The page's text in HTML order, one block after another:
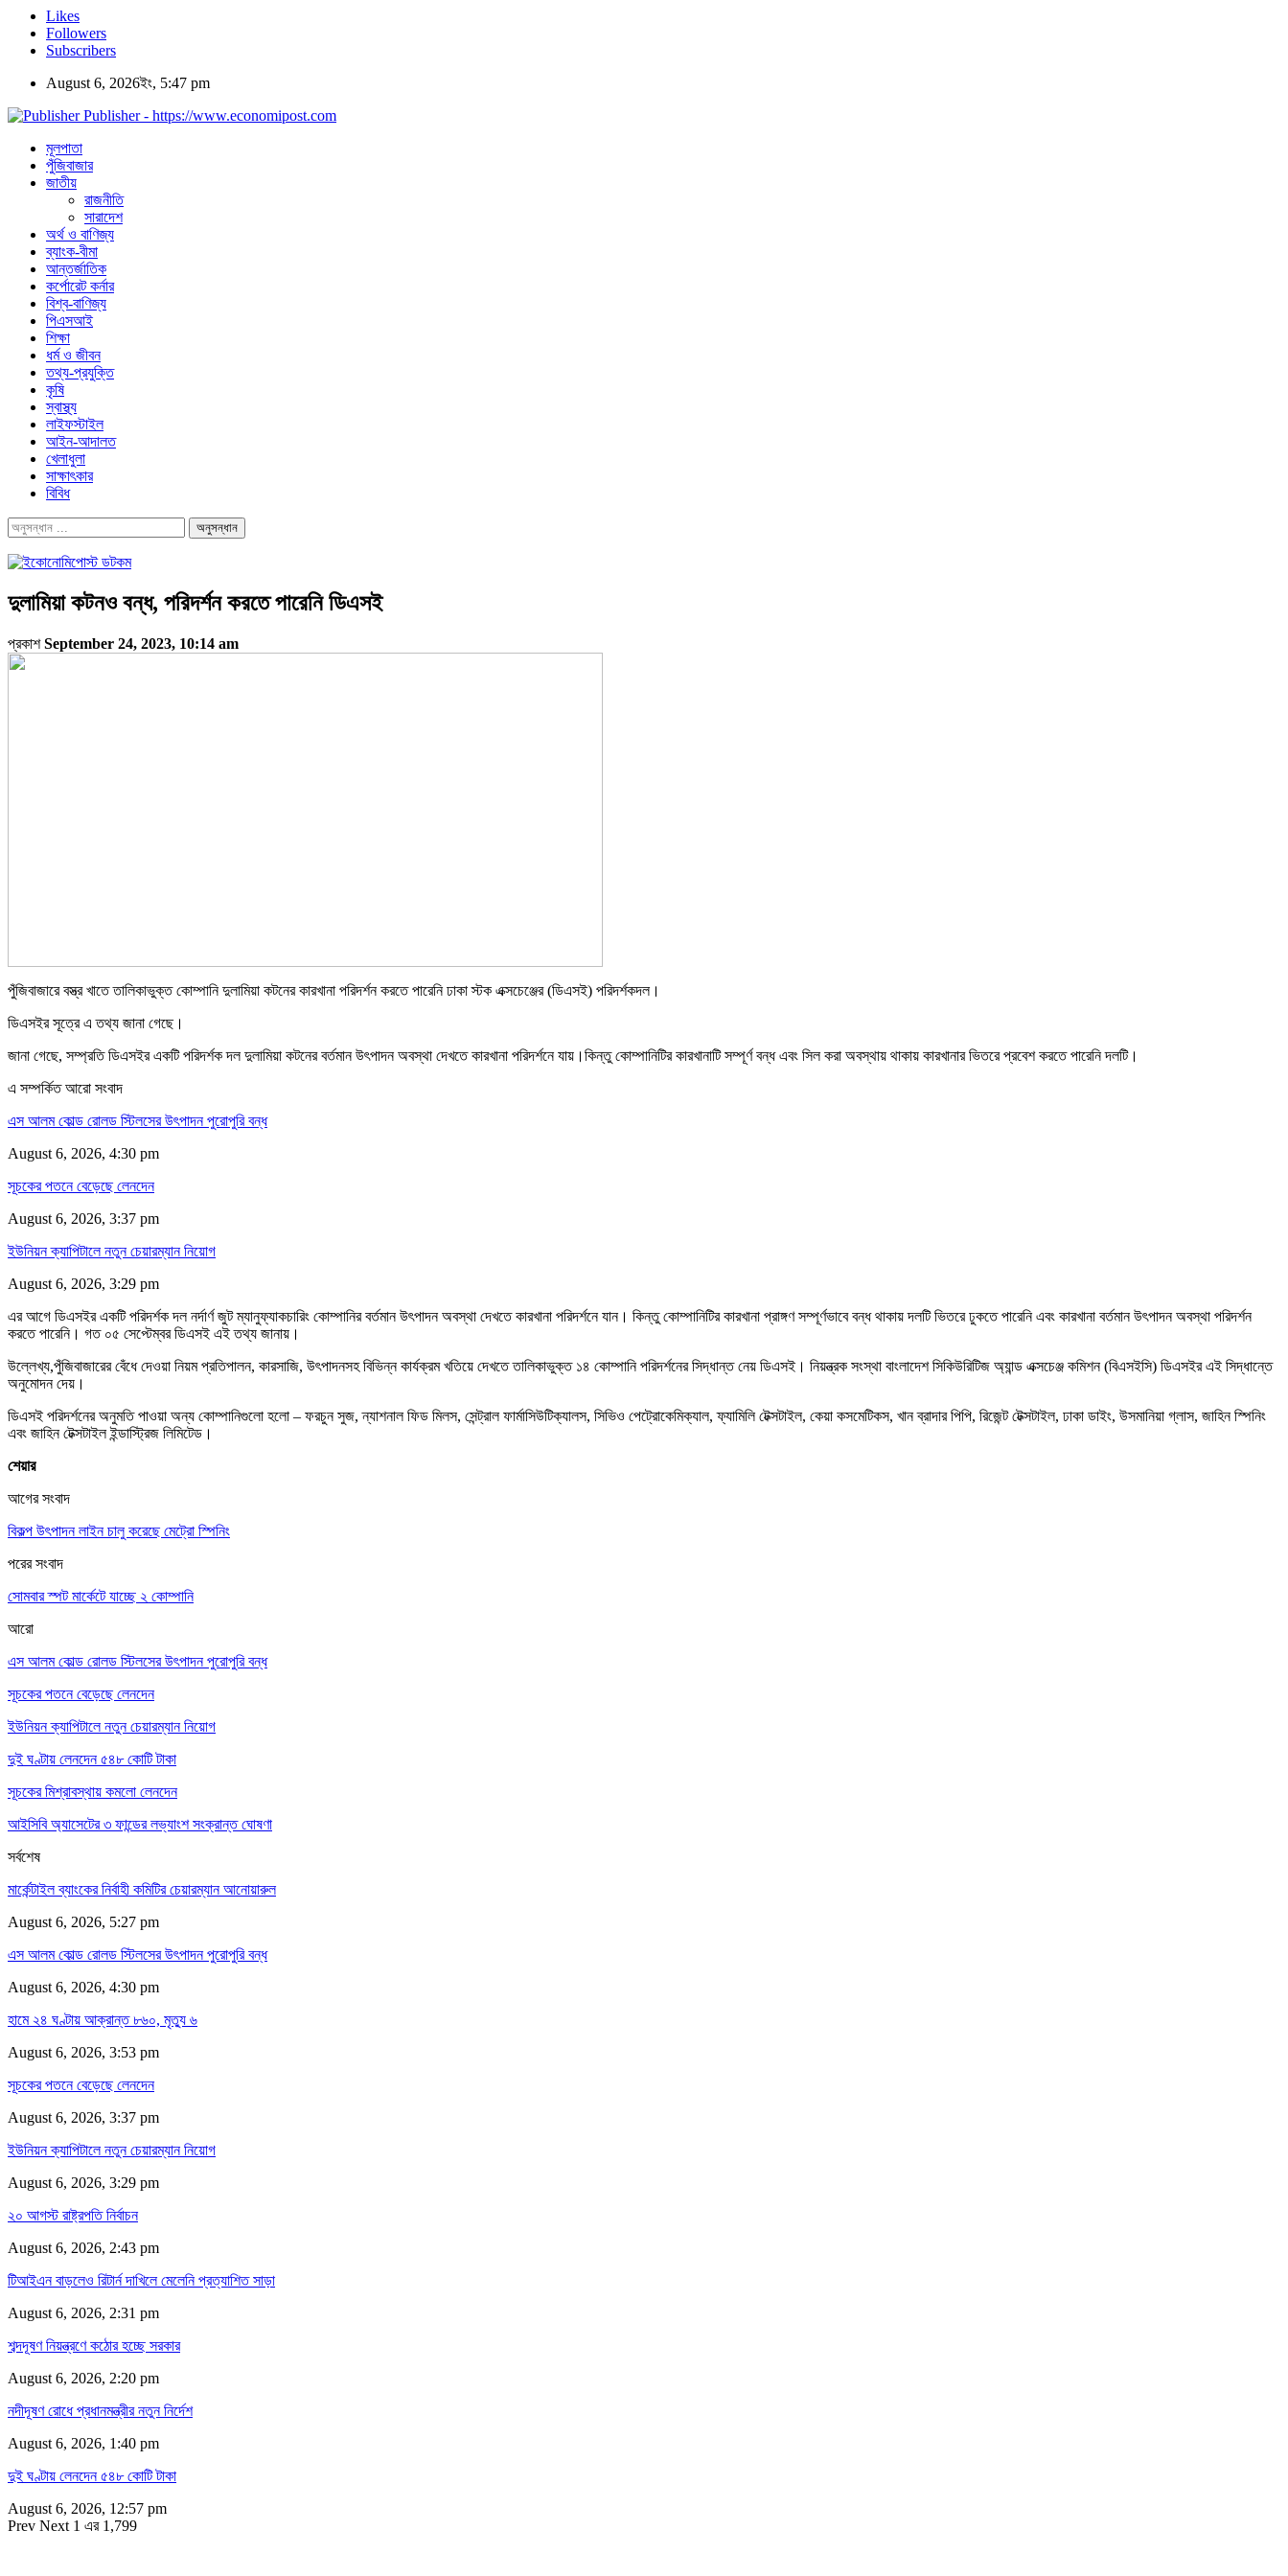
Likes
Followers
Subscribers
August 6, 2026ইং, 5:47 pm
Publisher - https://www.economipost.com
মূলপাতা
পুঁজিবাজার
জাতীয়
রাজনীতি
সারাদেশ
অর্থ ও বাণিজ্য
ব্যাংক-বীমা
আন্তর্জাতিক
কর্পোরেট কর্নার
বিশ্ব-বাণিজ্য
পিএসআই
শিক্ষা
ধর্ম ও জীবন
তথ্য-প্রযুক্তি
কৃষি
স্বাস্থ্য
লাইফস্টাইল
আইন-আদালত
খেলাধুলা
সাক্ষাৎকার
বিবিধ
দুলামিয়া কটনও বন্ধ, পরিদর্শন করতে পারেনি ডিএসই
প্রকাশSeptember 24, 2023, 10:14 am
পুঁজিবাজারে বস্ত্র খাতে তালিকাভুক্ত কোম্পানি দুলামিয়া কটনের কারখানা পরিদর্শন করতে পারেনি ঢাকা স্টক এক্সচেঞ্জের (ডিএসই) পরিদর্শকদল।
ডিএসইর সূত্রে এ তথ্য জানা গেছে।
জানা গেছে, সম্প্রতি ডিএসইর একটি পরিদর্শক দল দুলামিয়া কটনের বর্তমান উৎপাদন অবস্থা দেখতে কারখানা পরিদর্শনে যায়।কিন্তু কোম্পানিটির কারখানাটি সম্পূর্ণ বন্ধ এবং সিল করা অবস্থায় থাকায় কারখানার ভিতরে প্রবেশ করতে পারেনি দলটি।
এ সম্পর্কিত আরো সংবাদ
এস আলম কোল্ড রোলড স্টিলসের উৎপাদন পুরোপুরি বন্ধ
August 6, 2026, 4:30 pm
সূচকের পতনে বেড়েছে লেনদেন
August 6, 2026, 3:37 pm
ইউনিয়ন ক্যাপিটালে নতুন চেয়ারম্যান নিয়োগ
August 6, 2026, 3:29 pm
এর আগে ডিএসইর একটি পরিদর্শক দল নর্দার্ণ জুট ম্যানুফ্যাকচারিং কোম্পানির বর্তমান উৎপাদন অবস্থা দেখতে কারখানা পরিদর্শনে যান। কিন্তু কোম্পানিটির কারখানা প্রাঙ্গণ সম্পূর্ণভাবে বন্ধ থাকায় দলটি ভিতরে ঢুকতে পারেনি এবং কারখানা বর্তমান উৎপাদন অবস্থা পরিদর্শন
করতে পারেনি। গত ০৫ সেপ্টেম্বর ডিএসই এই তথ্য জানায়।
উল্লেখ্য,পুঁজিবাজারের বেঁধে দেওয়া নিয়ম প্রতিপালন, কারসাজি, উৎপাদনসহ বিভিন্ন কার্যক্রম খতিয়ে দেখতে তালিকাভুক্ত ১৪ কোম্পানি পরিদর্শনের সিদ্ধান্ত নেয় ডিএসই। নিয়ন্ত্রক সংস্থা বাংলাদেশ সিকিউরিটিজ অ্যান্ড এক্সচেঞ্জ কমিশন (বিএসইসি) ডিএসইর এই সিদ্ধান্তে
অনুমোদন দেয়।
ডিএসই পরিদর্শনের অনুমতি পাওয়া অন্য কোম্পানিগুলো হলো – ফরচুন সুজ, ন্যাশনাল ফিড মিলস, সেন্ট্রাল ফার্মাসিউটিক্যালস, সিভিও পেট্রোকেমিক্যাল, ফ্যামিলি টেক্সটাইল, কেয়া কসমেটিকস, খান ব্রাদার পিপি, রিজেন্ট টেক্সটাইল, ঢাকা ডাইং, উসমানিয়া গ্লাস, জাহিন স্পিনিং
এবং জাহিন টেক্সটাইল ইন্ডাস্ট্রিজ লিমিটেড।
শেয়ার
আগের সংবাদ
বিকল্প উৎপাদন লাইন চালু করেছে মেট্রো স্পিনিং
পরের সংবাদ
সোমবার স্পট মার্কেটে যাচ্ছে ২ কোম্পানি
আরো
এস আলম কোল্ড রোলড স্টিলসের উৎপাদন পুরোপুরি বন্ধ
সূচকের পতনে বেড়েছে লেনদেন
ইউনিয়ন ক্যাপিটালে নতুন চেয়ারম্যান নিয়োগ
দুই ঘণ্টায় লেনদেন ৫৪৮ কোটি টাকা
সূচকের মিশ্রাবস্থায় কমলো লেনদেন
আইসিবি অ্যাসেটের ৩ ফান্ডের লভ্যাংশ সংক্রান্ত ঘোষণা
সর্বশেষ
মার্কেন্টাইল ব্যাংকের নির্বাহী কমিটির চেয়ারম্যান আনোয়ারুল
August 6, 2026, 5:27 pm
এস আলম কোল্ড রোলড স্টিলসের উৎপাদন পুরোপুরি বন্ধ
August 6, 2026, 4:30 pm
হামে ২৪ ঘণ্টায় আক্রান্ত ৮৬০, মৃত্যু ৬
August 6, 2026, 3:53 pm
সূচকের পতনে বেড়েছে লেনদেন
August 6, 2026, 3:37 pm
ইউনিয়ন ক্যাপিটালে নতুন চেয়ারম্যান নিয়োগ
August 6, 2026, 3:29 pm
২০ আগস্ট রাষ্ট্রপতি নির্বাচন
August 6, 2026, 2:43 pm
টিআইএন বাড়লেও রিটার্ন দাখিলে মেলেনি প্রত্যাশিত সাড়া
August 6, 2026, 2:31 pm
শব্দদূষণ নিয়ন্ত্রণে কঠোর হচ্ছে সরকার
August 6, 2026, 2:20 pm
নদীদূষণ রোধে প্রধানমন্ত্রীর নতুন নির্দেশ
August 6, 2026, 1:40 pm
দুই ঘণ্টায় লেনদেন ৫৪৮ কোটি টাকা
August 6, 2026, 12:57 pm
Prev Next 1 এর 1,799